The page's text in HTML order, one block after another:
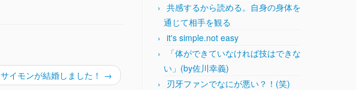
サイモンが結婚しました！ →
共感するから読める。自身の身体を
通じて相手を観る
it's simple.not easy
「体ができていなければ技はできな
い」(by佐川幸義)
刃牙ファンでなにが悪い？！(笑)